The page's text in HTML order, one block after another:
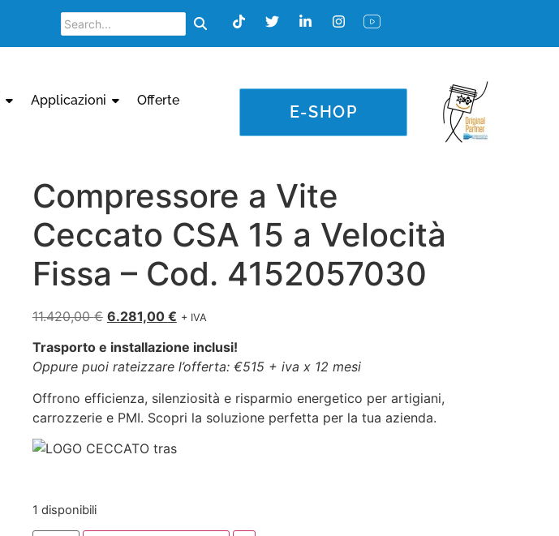
Applicazioni
Offerte
E-SHOP
Compressore a Vite
Ceccato CSA 15 a Velocità
Fissa – Cod. 4152057030
11.420,00€ 6.281,00 € + IVA
Trasporto e installazione inclusi!
Oppure puoi rateizzare l’offerta: €515 + iva x 12 mesi
Offrono efficienza, silenziosità e risparmio energetico per artigiani,
carrozzerie e PMI. Scopri la soluzione perfetta per la tua azienda.
1 disponibili